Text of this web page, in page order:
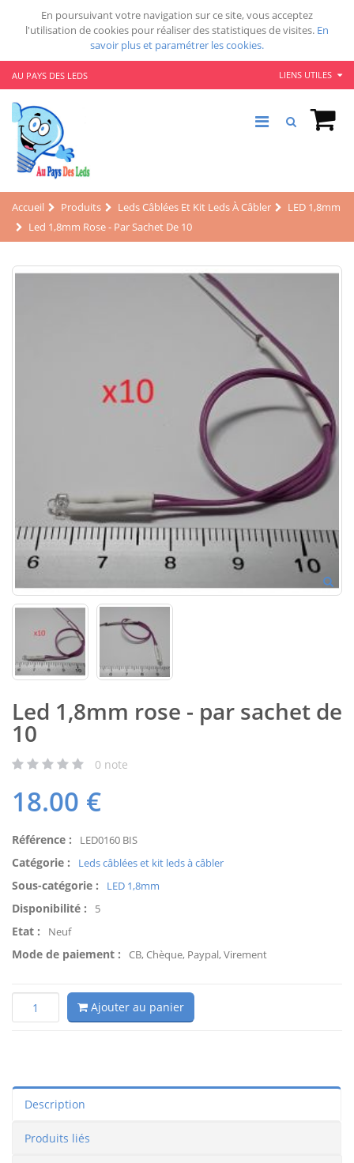
En poursuivant votre navigation sur ce site, vous acceptez
l'utilisation de cookies pour réaliser des statistiques de visites. En
savoir plus et paramétrer les cookies.
AU PAYS DES LEDS LIENS UTILES
Accueil Produits Leds Câblées Et Kit Leds À Câbler
LED 1,8mm
Led 1,8mm Rose - Par Sachet De 10
Led 1,8mm rose - par sachet de
10
0 note
18.00 €
Référence : LED0160 BIS
Catégorie : Leds câblées et kit leds à câbler
Sous-catégorie : LED 1,8mm
Disponibilité : 5
Etat : Neuf
Mode de paiement : CB, Chèque, Paypal, Virement
Ajouter au panier
Description
Produits liés